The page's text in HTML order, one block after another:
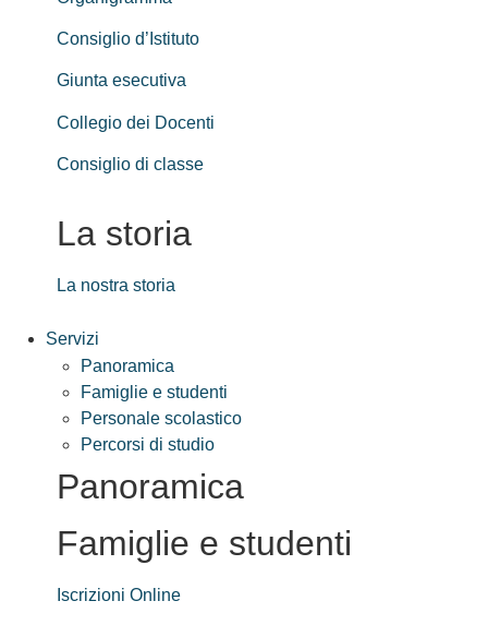
Consiglio d’Istituto
Giunta esecutiva
Collegio dei Docenti
Consiglio di classe
La storia
La nostra storia
Servizi
Panoramica
Famiglie e studenti
Personale scolastico
Percorsi di studio
Panoramica
Famiglie e studenti
Iscrizioni Online